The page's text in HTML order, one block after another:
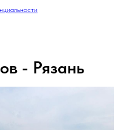
- Рязань